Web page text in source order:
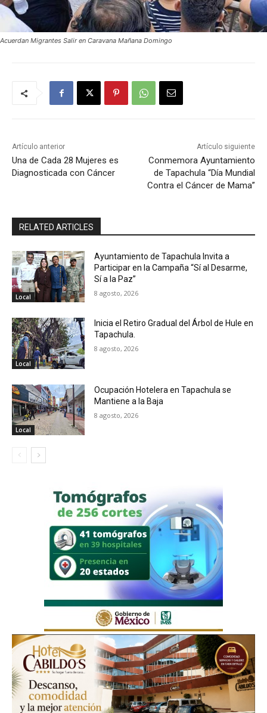
Acuerdan Migrantes Salir en Caravana Mañana Domingo
Artículo anterior
Una de Cada 28 Mujeres es
Diagnosticada con Cáncer
Artículo siguiente
Conmemora Ayuntamiento
de Tapachula “Día Mundial
Contra el Cáncer de Mama”
RELATED ARTICLES
Local
Ayuntamiento de Tapachula Invita a
Participar en la Campaña “Sí al Desarme,
Sí a la Paz”
8 agosto, 2026
Local
Inicia el Retiro Gradual del Árbol de Hule en
Tapachula.
8 agosto, 2026
Local
Ocupación Hotelera en Tapachula se
Mantiene a la Baja
8 agosto, 2026